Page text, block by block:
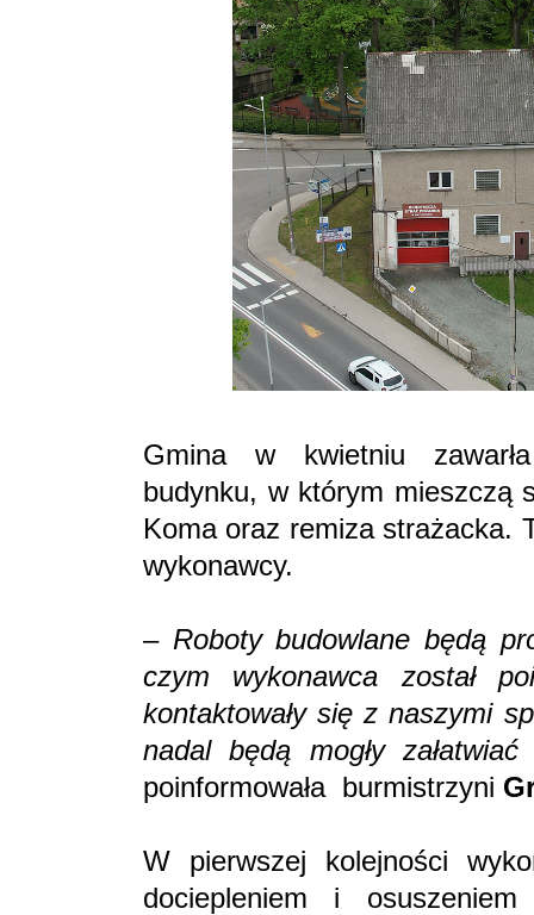
Gmina w kwietniu
budynku, w którym mieszczą
Koma oraz remiza strażacka.
wykonawcy.
– Roboty budowlane będą
czym wykonawca został
kontaktowały się z naszymi
nadal będą mogły
poinformowała burmistrzyni
W pierwszej kolejności
dociepleniem i